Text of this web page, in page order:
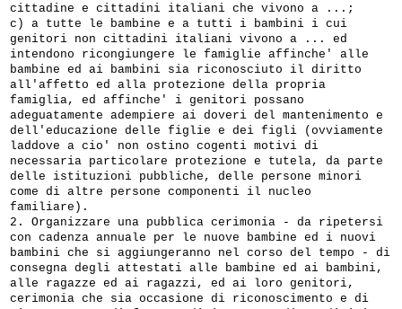
cittadine e cittadini italiani che vivono a ...;
c) a tutte le bambine e a tutti i bambini i cui
genitori non cittadini italiani vivono a ... ed
intendono ricongiungere le famiglie affinche' alle
bambine ed ai bambini sia riconosciuto il diritto
all'affetto ed alla protezione della propria
famiglia, ed affinche' i genitori possano
adeguatamente adempiere ai doveri del mantenimento e
dell'educazione delle figlie e dei figli (ovviamente
laddove a cio' non ostino cogenti motivi di
necessaria particolare protezione e tutela, da parte
delle istituzioni pubbliche, delle persone minori
come di altre persone componenti il nucleo
familiare).
2. Organizzare una pubblica cerimonia - da ripetersi
con cadenza annuale per le nuove bambine ed i nuovi
bambini che si aggiungeranno nel corso del tempo - di
consegna degli attestati alle bambine ed ai bambini,
alle ragazze ed ai ragazzi, ed ai loro genitori,
cerimonia che sia occasione di riconoscimento e di